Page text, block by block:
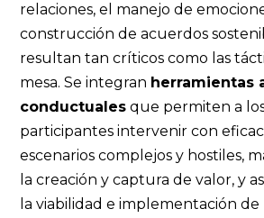
relaciones, el manejo de
construcción de acuerdos
resultan tan críticos como las
mesa. Se integran herramientas
conductuales que permiten a
participantes intervenir con
escenarios complejos y hostiles,
la creación y captura de valor, y
la viabilidad e implementación de